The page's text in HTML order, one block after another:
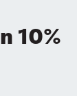
10%